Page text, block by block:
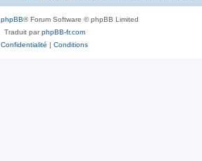
phpBB® Forum Software © phpBB Limited
Traduit parphpBB-fr.com
Confidentialité | Conditions